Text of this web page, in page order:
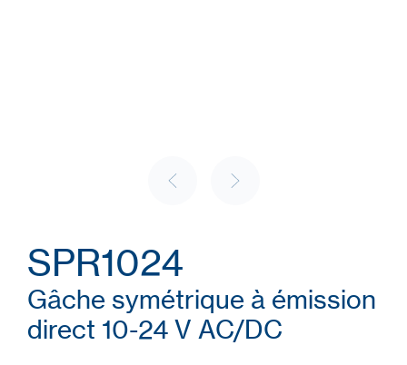
SPR1024
Gâche symétrique à émission
direct 10-24 V AC/DC